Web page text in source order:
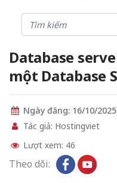
Database
một Database
Ngày đăng: 16/10/2025
Tác giả: Hostingviet
Lượt xem: 46
Theo dõi: